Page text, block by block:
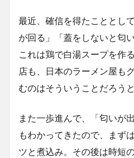
最近、確信を得たこととし
が回る」「蓋をしないと匂
これは鶏で白湯スープを作
店も、日本のラーメン屋も
むのはそういうことだろうと
また一歩進んで、「匂いが
もわかってきたので、まず
ツと煮込み。その後は時短